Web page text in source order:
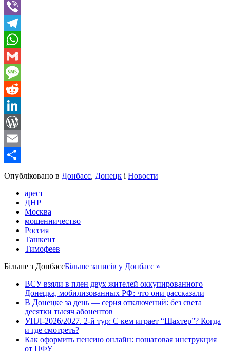
Twitter
Viber
Telegram
WhatsApp
Gmail
Message
Reddit
LinkedIn
WordPress
Email
Share
Опубліковано в Донбасс, Донецк і Новости
арест
ДНР
Москва
мошенничество
Россия
Ташкент
Тимофеев
Більше з ДонбассБільше записів у Донбасс »
ВСУ взяли в плен двух жителей оккупированного
Донецка, мобилизованных РФ: что они рассказали
В Донецке за день — серия отключений: без света
десятки тысяч абонентов
УПЛ-2026/2027. 2-й тур: С кем играет “Шахтер”? Когда
и где смотреть?
Как оформить пенсию онлайн: пошаговая инструкция
от ПФУ